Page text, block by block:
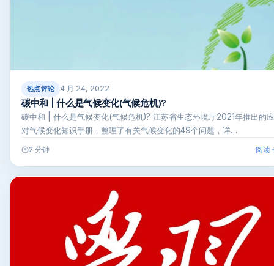
热点评论 4 月 24, 2022
碳中和 | 什么是气候变化(气候危机)?
碳中和 | 什么是气候变化(气候危机)? 江苏省生态环境厅2021年推出的应
对气候变化知识手册，整理了有关气候变化的49个问题，详…
2 分钟 阅读